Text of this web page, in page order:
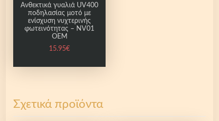
Ανθεκτικά γυαλιά UV400
ποδηλασίας μοτό με
ενίσχυση νυχτερινής
φωτεινότητας – NV01
OEM
15.95€
Σχετικά προϊόντα